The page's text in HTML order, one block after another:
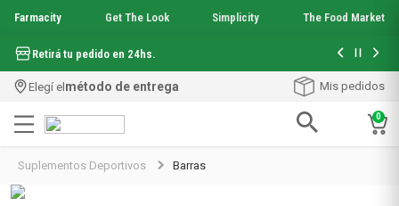
Farmacity Get The Look Simplicity The Food Market
Retirá tu pedido en 24hs. Hasta 6
Elegí elmétodo de entrega Mis pedidos
0
Suplementos Deportivos Barras
2.